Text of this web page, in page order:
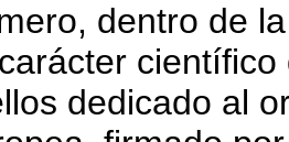
dentro de
dedicado al